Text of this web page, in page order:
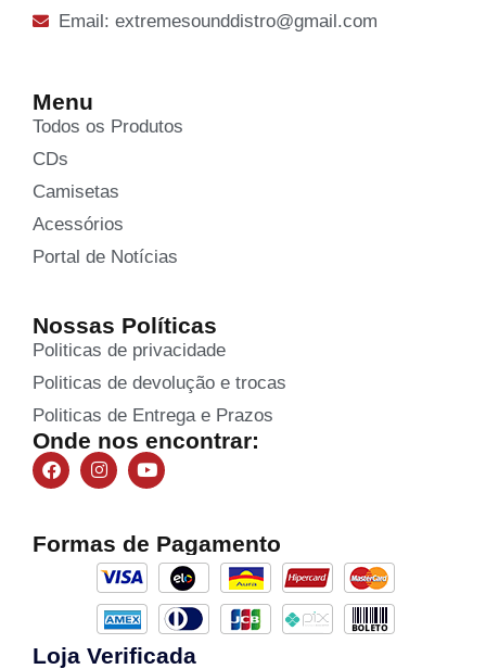
Email: extremesounddistro@gmail.com
Menu
Todos os Produtos
CDs
Camisetas
Acessórios
Portal de Notícias
Nossas Políticas
Politicas de privacidade
Politicas de devolução e trocas
Politicas de Entrega e Prazos
Onde nos encontrar:
Formas de Pagamento
Loja Verificada